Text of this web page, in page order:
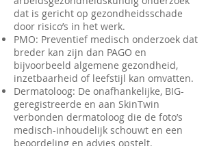
dat is gericht op gezondheidsschade
door risico’s in het werk.
PMO: Preventief medisch onderzoek dat
breder kan zijn dan PAGO en
bijvoorbeeld algemene gezondheid,
inzetbaarheid of leefstijl kan omvatten.
Dermatoloog: De onafhankelijke, BIG-
geregistreerde en aan SkinTwin
verbonden dermatoloog die de foto’s
medisch-inhoudelijk schouwt en een
beoordeling en advies opstelt.